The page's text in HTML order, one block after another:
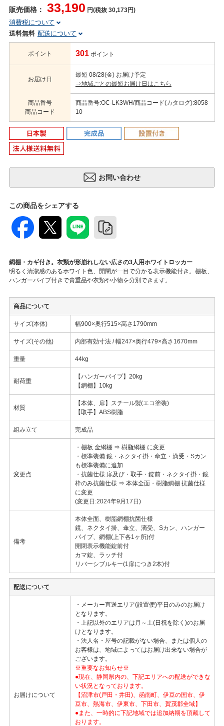
販売価格： 33,190 円(税抜 30,173円)
消費税について
送料無料 配送について
ポイント 301 ポイント
お届け日
最短 08/28(金) お届け予定
⇒地域ごとの最短お届け日はこちら
商品番号
商品コード
商品番号:OC-LK3WH/商品コード(カタログ):8058
10
この商品をシェアする
網棚・カギ付き。衣類が形崩れしない広さの3人用ホワイトロッカー
明るく清潔感のあるホワイト色、開閉が一目で分かる表示機能付き。棚板、
ハンガーパイプ付きで貴重品や衣類や小物を分別できます。
商品について
サイズ(本体) 幅900×奥行515×高さ1790mm
サイズ(その他) 内部有効寸法 / 幅247×奥行479×高さ1670mm
重量 44kg
耐荷重
【ハンガーパイプ】20kg
【網棚】10kg
材質
【本体、扉】スチール製(エコ塗装)
【取手】ABS樹脂
組み立て 完成品
変更点
・棚板:金網棚 ⇒ 樹脂網棚 に変更
・標準装備:鏡・ネクタイ掛・傘立・滴受・Sカン
も標準装備に追加
・抗菌仕様:扉及び・取手・錠前・ネクタイ掛・鏡
枠のみ抗菌仕様 ⇒ 本体全面・樹脂網棚 抗菌仕様
に変更
(変更日:2024年9月17日)
備考
本体全面、樹脂網棚抗菌仕様
鏡、ネクタイ掛、傘立、滴受、Sカン、ハンガー
パイプ、網棚(上下各1ヶ所)付
開閉表示機能錠前付
カマ錠、ラッチ付
リバーシブルキー(1扉につき2本)付
配送について
お届けについて
・メーカー直送エリア(設置便)平日のみのお届け
となります。
・上記以外のエリアは月～土(日祝を除く)のお届
けとなります。
・法人名・屋号の記載がない場合、または個人の
お客様は、地域によってはお届け出来ない場合が
ございます。
※重要なお知らせ※
●現在、静岡県内の、下記エリアへの配送ができな
い状況となっております。
【沼津市(戸田・井田)、函南町、伊豆の国市、伊
豆市、熱海市、伊東市、下田市、賀茂郡全域】
●また、一時的に下記地域では追加納期を頂戴して
おります。